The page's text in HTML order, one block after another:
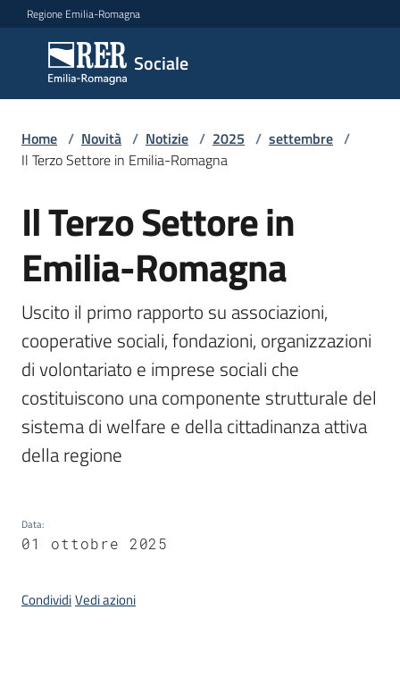
Vai al contenuto
Vai alla navigazione
Vai al footer
Regione Emilia-Romagna
Sociale
Sociale
Argomenti
Novità
Servizi
Atti
Bandi
Piani
Programmi
Progetti
Seguici
Home / Novità / Notizie / 2025 / settembre /
Il Terzo Settore in Emilia-Romagna
Salta al contenuto
Il Terzo Settore in
Emilia-Romagna
Uscito il primo rapporto su associazioni,
cooperative sociali, fondazioni, organizzazioni
di volontariato e imprese sociali che
costituiscono una componente strutturale del
sistema di welfare e della cittadinanza attiva
della regione
Data:
01 ottobre 2025
CondividiVedi azioni